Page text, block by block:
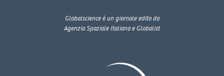
Globalscienceè un giornale edito da
Agenzia Spaziale Italiana e Globalist